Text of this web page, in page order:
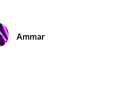
Ammar